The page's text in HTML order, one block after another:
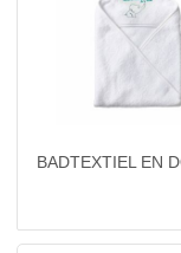
Tastingpakketten
TOP 50
BADTEXTIEL EN